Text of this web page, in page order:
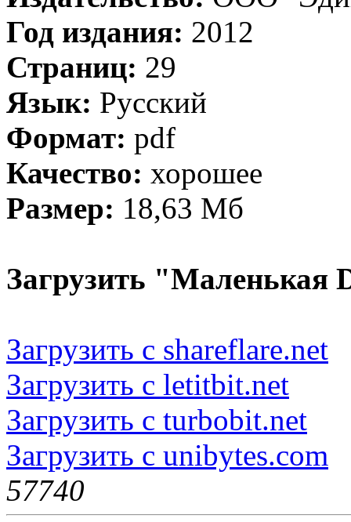
Год издания: 2012
Страниц: 29
Язык: Русский
Формат: pdf
Качество: хорошее
Размер: 18,63 Мб
Загрузить "Маленькая
Загрузить с shareflare.net
Загрузить с letitbit.net
Загрузить с turbobit.net
Загрузить с unibytes.com
57740